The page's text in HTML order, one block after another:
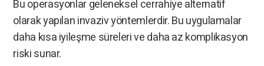
Bu operasyonlar geleneksel cerrahiye alternatif
olarak yapılan invaziv yöntemlerdir. Bu uygulamalar
daha kısa iyileşme süreleri ve daha az komplikasyon
riski sunar.